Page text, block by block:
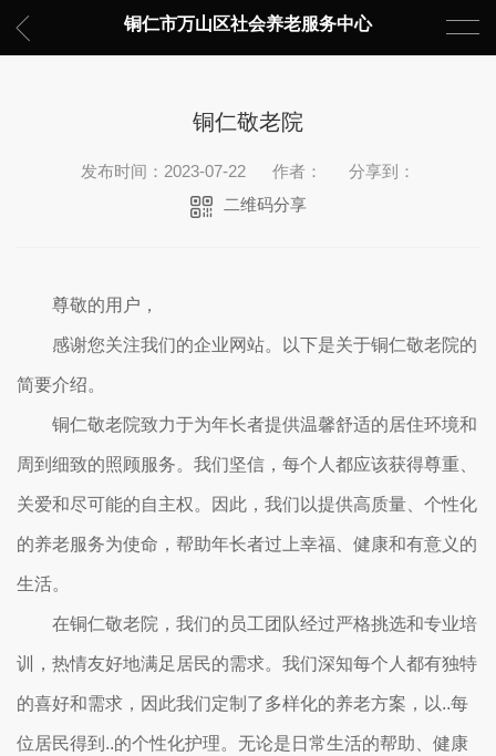
铜仁市万山区社会养老服务中心
铜仁敬老院
发布时间：2023-07-22 作者：
分享到：
二维码分享
尊敬的用户，
感谢您关注我们的企业网站。以下是关于铜仁敬老院的
简要介绍。
铜仁敬老院致力于为年长者提供温馨舒适的居住环境和
周到细致的照顾服务。我们坚信，每个人都应该获得尊重、
关爱和尽可能的自主权。因此，我们以提供高质量、个性化
的养老服务为使命，帮助年长者过上幸福、健康和有意义的
生活。
在铜仁敬老院，我们的员工团队经过严格挑选和专业培
训，热情友好地满足居民的需求。我们深知每个人都有独特
的喜好和需求，因此我们定制了多样化的养老方案，以..每
位居民得到..的个性化护理。无论是日常生活的帮助、健康